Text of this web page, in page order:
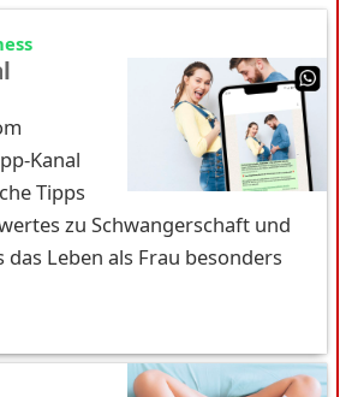
Kanal
Tipps
zu Schwangerschaft und
das Leben als Frau besonders